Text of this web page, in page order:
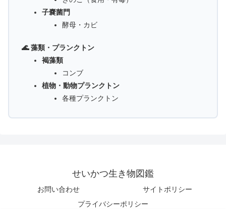
子嚢菌門
酵母・カビ
🌊 藻類・プランクトン
褐藻類
コンブ
植物・動物プランクトン
各種プランクトン
せいかつ生き物図鑑
お問い合わせ
サイトポリシー
プライバシーポリシー